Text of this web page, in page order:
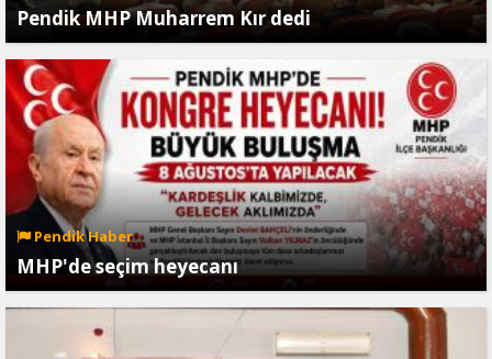
Pendik MHP Muharrem Kır dedi
Pendik Haber
MHP'de seçim heyecanı